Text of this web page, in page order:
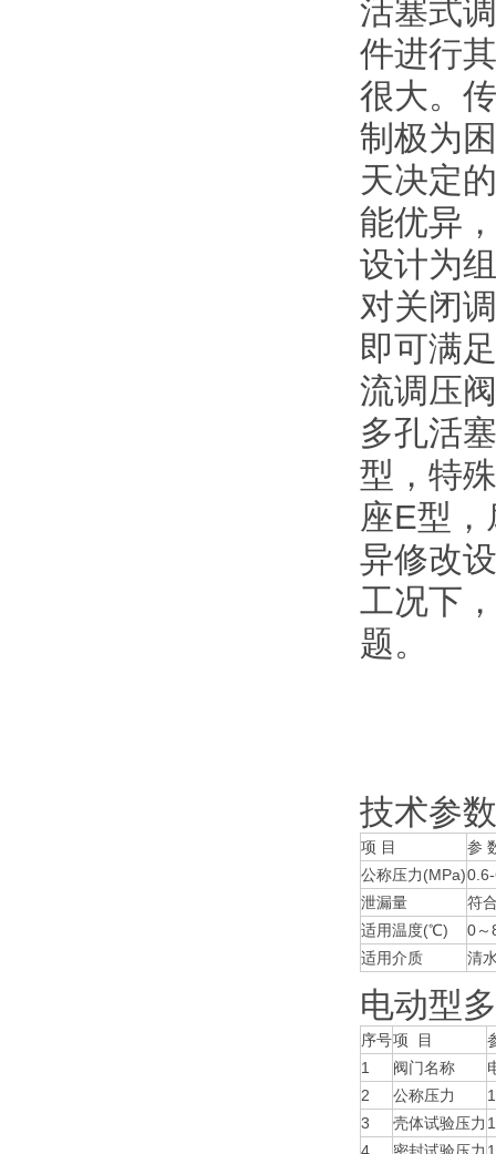
活塞式
件进行
很大。
制极为
天决定
能优异
设计为
对关闭
即可满
流调压
多孔活
型，特
座E型
异修改
工况下
题。
技术
项 目
参
公称压力(MPa)
泄漏量
符
适用温度(℃)
0～
适用介质
清
电动型
序号项 目
1
阀门名称
2
公称压力
3
壳体试验压力